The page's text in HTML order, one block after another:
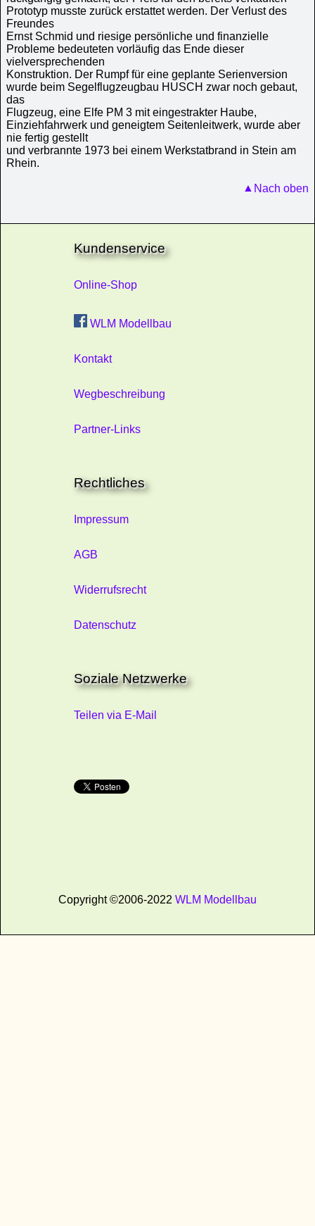
Prototyp musste zurück erstattet werden. Der Verlust des
Freundes
Ernst Schmid und riesige persönliche und finanzielle
Probleme bedeuteten vorläufig das Ende dieser
vielversprechenden
Konstruktion. Der Rumpf für eine geplante Serienversion
wurde beim Segelflugzeugbau HUSCH zwar noch gebaut,
das
Flugzeug, eine Elfe PM 3 mit eingestrakter Haube,
Einziehfahrwerk und geneigtem Seitenleitwerk, wurde aber
nie fertig gestellt
und verbrannte 1973 bei einem Werkstatbrand in Stein am
Rhein.
Nach oben
Kundenservice
Online-Shop
WLM Modellbau
Kontakt
Wegbeschreibung
Partner-Links
Rechtliches
Impressum
AGB
Widerrufsrecht
Datenschutz
Soziale Netzwerke
Teilen via E-Mail
Copyright ©2006-2022 WLM Modellbau